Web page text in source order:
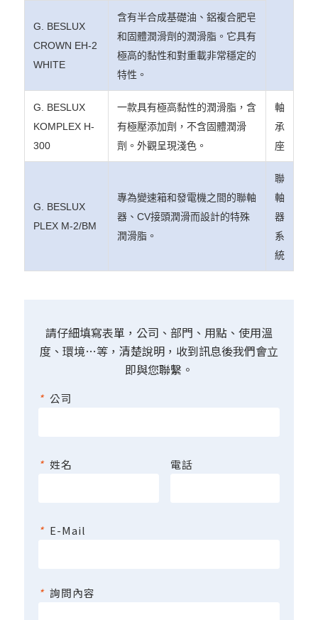
G. BESLUX
CROWN EH-2
WHITE
含有半合成基礎油、鋁複合肥皂
和固體潤滑劑的潤滑脂。它具有
極高的黏性和對重載非常穩定的
特性。
G. BESLUX
KOMPLEX H-
300
一款具有極高黏性的潤滑脂，含
有極壓添加劑，不含固體潤滑
劑。外觀呈現淺色。
軸
承
座
G. BESLUX
PLEX M-2/BM
專為變速箱和發電機之間的聯軸
器、CV接頭潤滑而設計的特殊
潤滑脂。
聯
軸
器
系
統
請仔細填寫表單，公司、部門、用點、使用溫
度、環境…等，清楚說明，收到訊息後我們會立
即與您聯繫。
* 公司
* 姓名 電話
* E-Mail
* 詢問內容